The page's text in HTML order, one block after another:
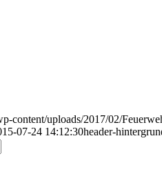
content/uploads/2017/02/
07-24 14:12:30header-